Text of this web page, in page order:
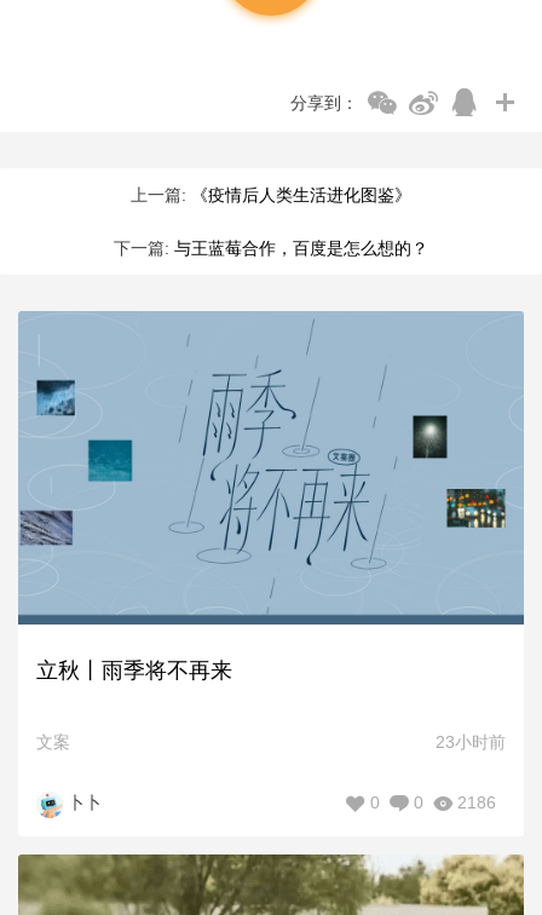
分享到：
上一篇: 《疫情后人类生活进化图鉴》
下一篇: 与王蓝莓合作，百度是怎么想的？
立秋丨雨季将不再来
文案 23小时前
卜卜 2186
0
0